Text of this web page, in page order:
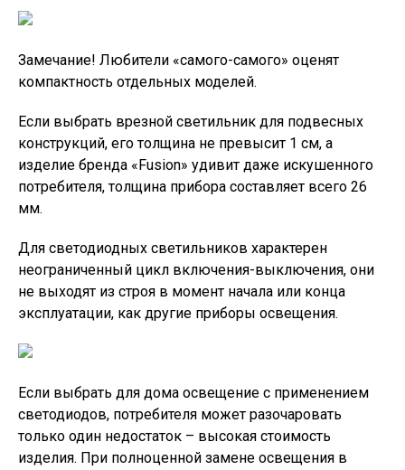
Замечание! Любители «самого-самого» оценят
компактность отдельных моделей.
Если выбрать врезной светильник для подвесных
конструкций, его толщина не превысит 1 см, а
изделие бренда «Fusion» удивит даже искушенного
потребителя, толщина прибора составляет всего 26
мм.
Для светодиодных светильников характерен
неограниченный цикл включения-выключения, они
не выходят из строя в момент начала или конца
эксплуатации, как другие приборы освещения.
Если выбрать для дома освещение с применением
светодиодов, потребителя может разочаровать
только один недостаток – высокая стоимость
изделия. При полноценной замене освещения в